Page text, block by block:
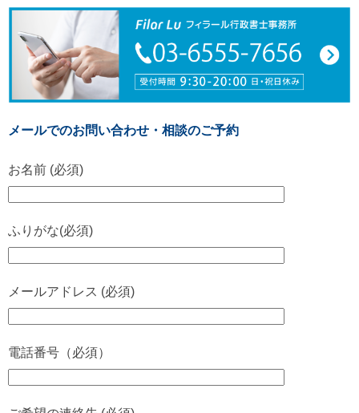
メールでのお問い合わせ・相談のご予約
お名前 (必須)
ふりがな(必須)
メールアドレス (必須)
電話番号（必須）